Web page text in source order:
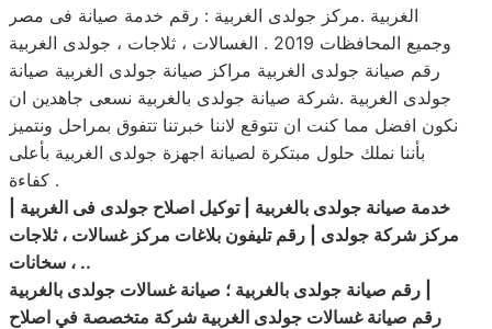
الغربية .مركز جولدى الغربية : رقم خدمة صيانة فى مصر
وجميع المحافظات 2019 . الغسالات ، ثلاجات ، جولدى الغربية
رقم صيانة جولدى الغربية مراكز صيانة جولدى الغربية صيانة
جولدى الغربية .شركة صيانة جولدى بالغربية نسعى جاهدين ان
نكون افضل مما كنت ان تتوقع لاننا خبرتنا تتفوق بمراحل ونتميز
بأننا نملك حلول مبتكرة لصيانة اجهزة جولدى الغربية بأعلى
كفاءة .
خدمة صيانة جولدى بالغربية | توكيل اصلاح جولدى فى الغربية |
مركز شركة جولدى | رقم تليفون بلاغات مركز غسالات ، ثلاجات
، سخانات ..
رقم صيانة غسالات جولدى الغربية شركة متخصصة في اصلاح